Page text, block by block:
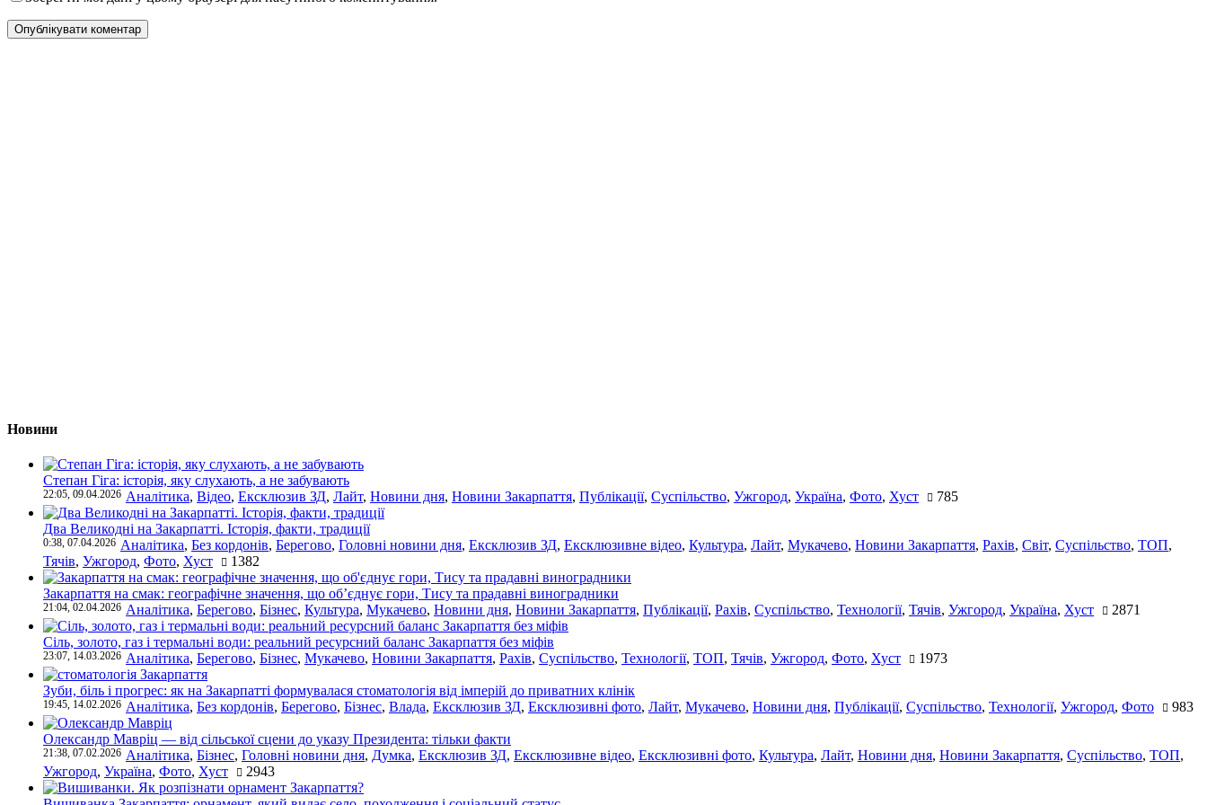
Новини
Степан Гіга: історія, яку слухають, а не забувають
22:05, 09.04.2026 Аналітика, Відео, Ексклюзив ЗД, Лайт, Новини дня, Новини Закарпаття, Публікації, Суспільство, Ужгород, Україна, Фото, Хуст 785
Два Великодні на Закарпатті. Історія, факти, традиції
0:38, 07.04.2026 Аналітика, Без кордонів, Берегово, Головні новини дня, Ексклюзив ЗД, Ексклюзивне відео, Культура, Лайт, Мукачево, Новини Закарпаття, Рахів, Світ, Суспільство, ТОП,
Тячів, Ужгород, Фото, Хуст 1382
Закарпаття на смак: географічне значення, що об’єднує гори, Тису та прадавні виноградники
21:04, 02.04.2026 Аналітика, Берегово, Бізнес, Культура, Мукачево, Новини дня, Новини Закарпаття, Публікації, Рахів, Суспільство, Технології, Тячів, Ужгород, Україна, Хуст 2871
Сіль, золото, газ і термальні води: реальний ресурсний баланс Закарпаття без міфів
23:07, 14.03.2026 Аналітика, Берегово, Бізнес, Мукачево, Новини Закарпаття, Рахів, Суспільство, Технології, ТОП, Тячів, Ужгород, Фото, Хуст 1973
Зуби, біль і прогрес: як на Закарпатті формувалася стоматологія від імперій до приватних клінік
19:45, 14.02.2026 Аналітика, Без кордонів, Берегово, Бізнес, Влада, Ексклюзив ЗД, Ексклюзивні фото, Лайт, Мукачево, Новини дня, Публікації, Суспільство, Технології, Ужгород, Фото 983
Олександр Мавріц — від сільської сцени до указу Президента: тільки факти
21:38, 07.02.2026 Аналітика, Бізнес, Головні новини дня, Думка, Ексклюзив ЗД, Ексклюзивне відео, Ексклюзивні фото, Культура, Лайт, Новини дня, Новини Закарпаття, Суспільство, ТОП,
Ужгород, Україна, Фото, Хуст 2943